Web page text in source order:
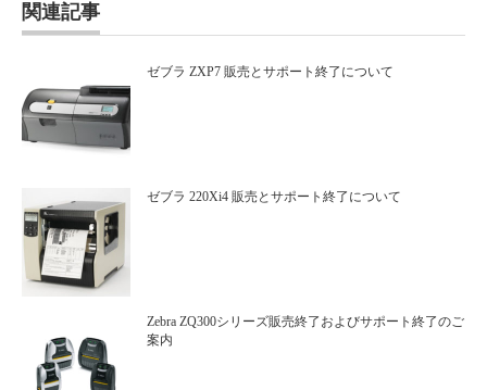
関連記事
ゼブラ ZXP7 販売とサポート終了について
ゼブラ 220Xi4 販売とサポート終了について
Zebra ZQ300シリーズ販売終了およびサポート終了のご
案内